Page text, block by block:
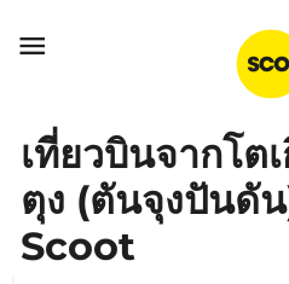

เที่ยวบินจากโต
ตุง (ตันจุงปันดั
Scoot